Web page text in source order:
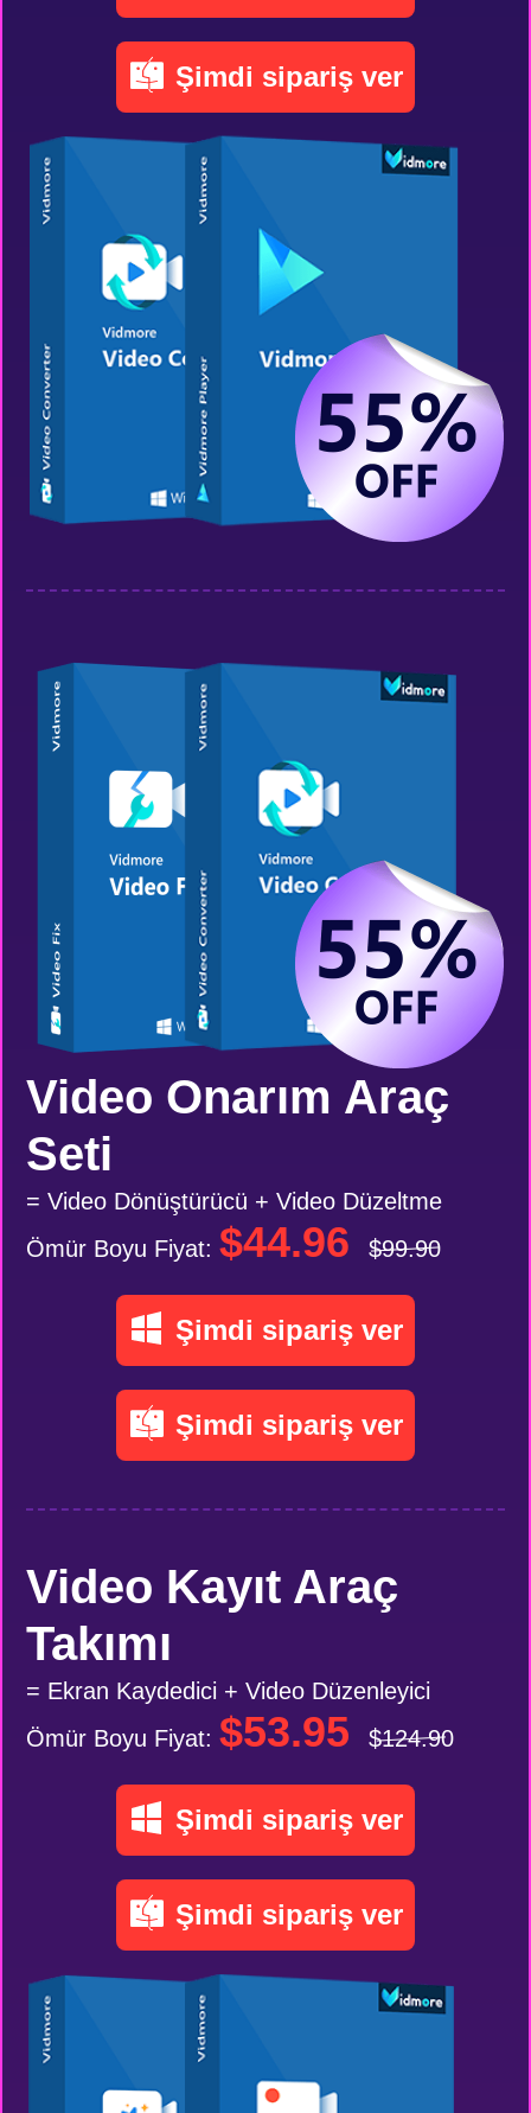
Şimdi sipariş ver
Video Onarım Araç
Seti
= Video Dönüştürücü + Video Düzeltme
Ömür Boyu Fiyat: $44.96 $99.90
Şimdi sipariş ver
Şimdi sipariş ver
Video Kayıt Araç
Takımı
= Ekran Kaydedici + Video Düzenleyici
Ömür Boyu Fiyat: $53.95 $124.90
Şimdi sipariş ver
Şimdi sipariş ver